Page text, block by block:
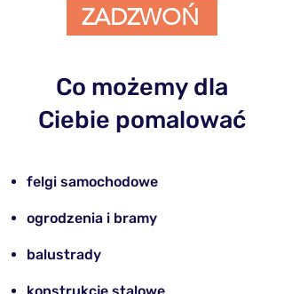
ZADZWOŃ
Co możemy dla
Ciebie pomalować
felgi samochodowe
​ogrodzenia i bramy
balustrady
konstrukcje stalowe